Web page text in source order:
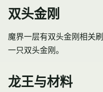
双头金刚
魔界一层有双头金刚相关
一只双头金刚。
龙王与材料